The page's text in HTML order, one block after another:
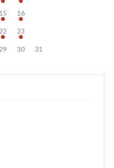
15 16
22 23
29 30 31